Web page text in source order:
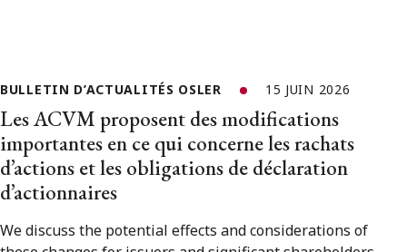
BULLETIN D’ACTUALITÉS OSLER 15 JUIN 2026
Les ACVM proposent des modifications
importantes en ce qui concerne les rachats
d’actions et les obligations de déclaration
d’actionnaires
We discuss the potential effects and considerations of